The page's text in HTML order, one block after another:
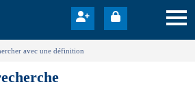
avec une définition